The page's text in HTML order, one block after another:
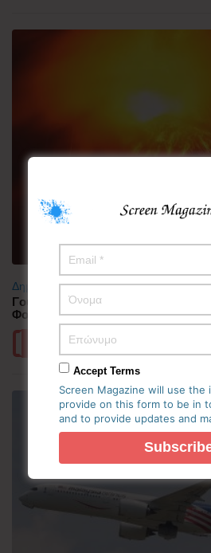
Δημοφιλή
Γουατεμάλα: Σε ύφεση η
Φουέγο – 1.700 άνθρωποι
Περισσότερα
Accept Terms
Screen Magazine will use the
provide on this form to be in
and to provide updates and